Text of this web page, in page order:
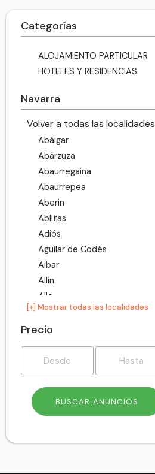
Categorías
ALOJAMIENTO PARTICULAR
HOTELES Y RESIDENCIAS
Navarra
Volver a todas las localidades
Abáigar
Abárzuza
Abaurregaina
Abaurrepea
Aberin
Ablitas
Adiós
Aguilar de Codés
Aibar
Allín
Allo
Altsasu
Améscoa Baja
Ancín
Andosilla
Ansoáin
Anue
Añorbe
[+] Mostrar todas las localidades
Precio